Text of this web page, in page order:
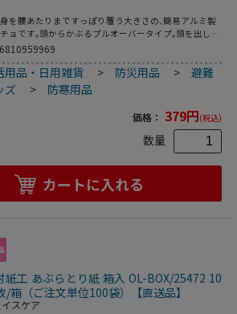
を腰あたりまですっぽり覆う大きさの､簡易アルミ製
ョです｡頭からかぶるプルオーバータイプ｡頭を出して
をかぶります｡両袖口から手を出します｡袖口は約
開いていて､着用したまま両手を使えます｡その下の脇
は接合されています｡前は開いていません｡地震､水害
災害による緊急避難時や､アウトドア､レジャーに｡カ
シャ音が少ない安心の静音設計｡避難先でも周囲に気
なく使えます｡アルミの保温効果で温かく､急な冷え込み
安心です｡毛布などと併用すると保温力がアップします｡
用品・日用雑貨 > 防災用品 >避難
ズ
> 防寒用品
価格： 379円(税込)
数量
カートに入れる
紙工 あぶらとり紙 箱入 OL-BOX/25472 10
/箱（ご注文単位100袋）【直送品】
スケア